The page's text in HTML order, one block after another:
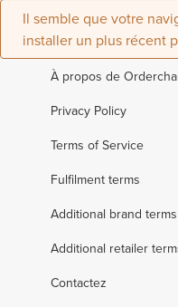
Il semble que votre
installer un plus récent
À propos de
Privacy Policy
Terms of Service
Fulfilment terms
Additional brand terms
Additional retailer
Contactez